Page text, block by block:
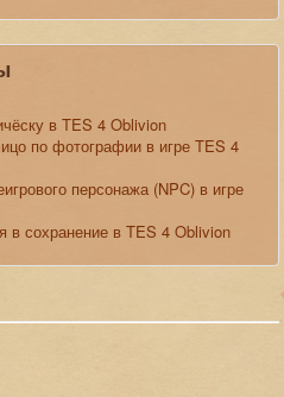
в TES 4 Oblivion
по фотографии в игре TES 4
персонажа (NPC) в игре
в сохранение в TES 4 Oblivion